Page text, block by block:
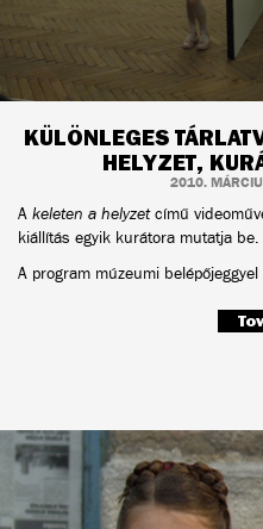
KÜLÖNLEGES
HELYZET,
2010.
A keleten a helyzetcímű
kiállítás egyik kurátora mutatja be.
A program múzeumi